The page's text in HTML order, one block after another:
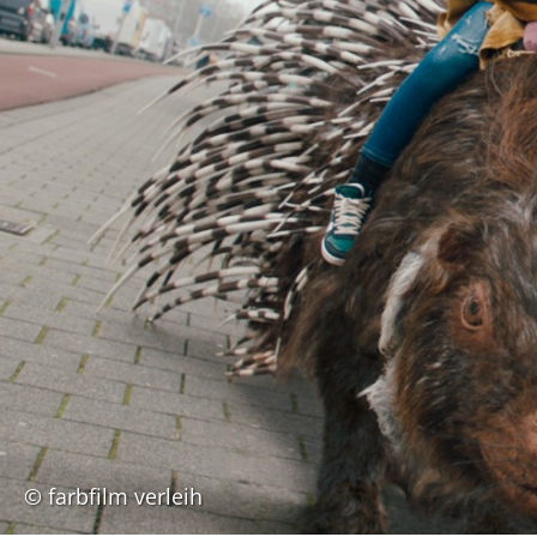
© farbfilm verleih